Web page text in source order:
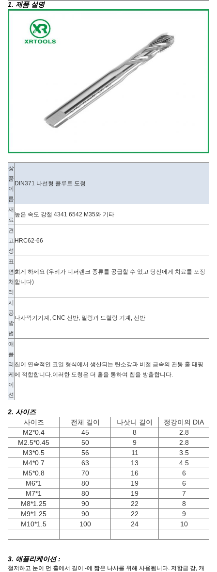
1. 제품 설명
상
품
이
름
DIN371 나선형 플루트 도청
재
료
높은 속도 강철 4341 6542 M35와 기타
견
고
성
HRC62-66
표
면
처
리
희게 하세요 (우리가 디퍼렌크 종류를 공급할 수 있고 당신에게 치료를 포장
합니다)
시
공
방
법
나사깍기기계, CNC 선반, 밀링과 드릴링 기계, 선반
애
플
리
케
이
션
칩이 연속적인 코일 형식에서 생산되는 탄소강과 비철 금속의 관통 홀 태핑
에 적합합니다.이러한 도청은 더 홀을 통하여 칩을 방출합니다.
2. 사이즈
사이즈
전체 길이 나삿니 길이
정강이의 DIA
M2*0.4
45 8
2.8
M2.5*0.45
50 9
2.8
M3*0.5
56 11
3.5
M4*0.7
63 13
4.5
M5*0.8
70 16
6
M6*1
80 19
6
M7*1
80 19
7
M8*1.25
90 22
8
M9*1.25
90 22
9
M10*1.5
100 24 10
3. 애플리케이션 :
철저하고 눈이 먼 홀에서 길이 -에 짧은 나사를 위해 사용됩니다. 저합금 강, 캐